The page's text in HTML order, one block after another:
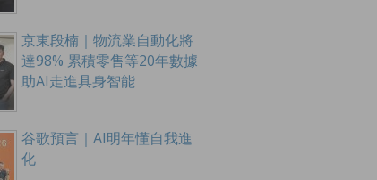
京東段楠｜物流業自動化將
達98% 累積零售等20年數據
助AI走進具身智能
谷歌預言｜AI明年懂自我進
化